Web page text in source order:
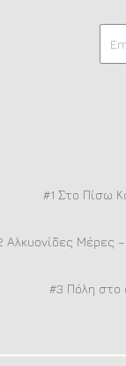
#1 Στο Πίσω
Αλκυονίδες Μέρες
#3 Πόλη στο